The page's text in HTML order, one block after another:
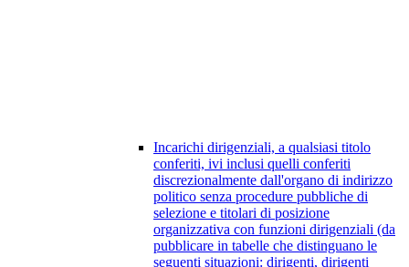
Incarichi dirigenziali, a qualsiasi titolo
conferiti, ivi inclusi quelli conferiti
discrezionalmente dall'organo di indirizzo
politico senza procedure pubbliche di
selezione e titolari di posizione
organizzativa con funzioni dirigenziali (da
pubblicare in tabelle che distinguano le
seguenti situazioni: dirigenti, dirigenti